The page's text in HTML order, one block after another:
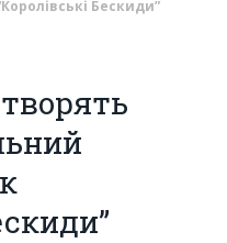
Бескиди”